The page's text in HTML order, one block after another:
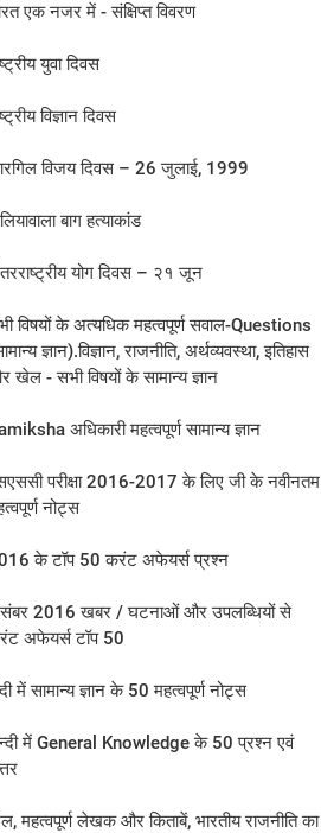
एक नजर में - संक्षिप्त विवरण
युवा दिवस
विज्ञान दिवस
विजय दिवस – 26 जुलाई, 1999
बाग हत्याकांड
योग दिवस – २१ जून
विषयों के अत्यधिक महत्वपूर्ण सवाल-Questions
ज्ञान).विज्ञान, राजनीति, अर्थव्यवस्था, इतिहास
खेल - सभी विषयों के सामान्य ज्ञान
अधिकारी महत्वपूर्ण सामान्य ज्ञान
परीक्षा 2016-2017 के लिए जी के नवीनतम
नोट्स
के टॉप 50 करंट अफेयर्स प्रश्न
2016 खबर / घटनाओं और उपलब्धियों से
अफेयर्स टॉप 50
में सामान्य ज्ञान के 50 महत्वपूर्ण नोट्स
में General Knowledge के 50 प्रश्न एवं
महत्वपूर्ण लेखक और किताबें, भारतीय राजनीति का